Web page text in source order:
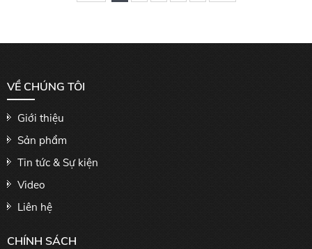
VỀ CHÚNG TÔI
Giới thiệu
Sản phẩm
Tin tức & Sự kiện
Video
Liên hệ
CHÍNH SÁCH